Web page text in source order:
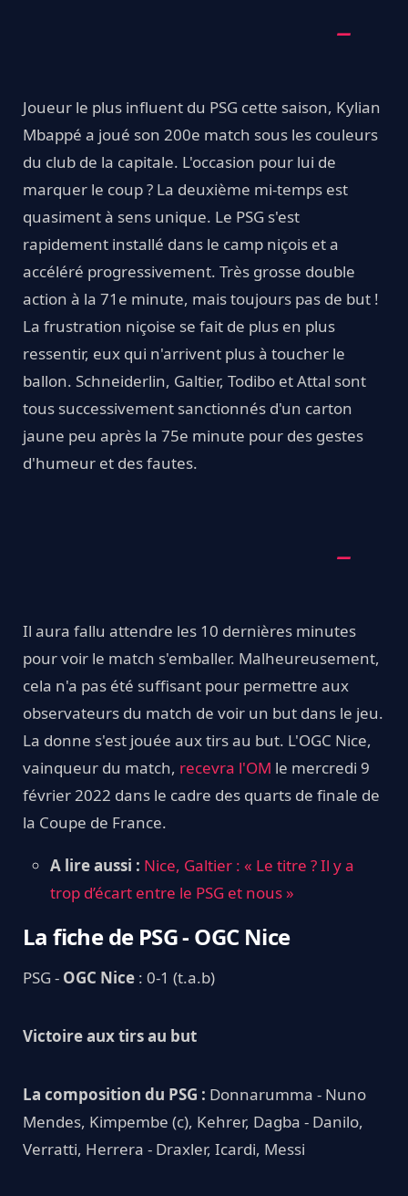
Joueur le plus influent du PSG cette saison, Kylian
Mbappé a joué son 200e match sous les couleurs
du club de la capitale. L'occasion pour lui de
marquer le coup ? La deuxième mi-temps est
quasiment à sens unique. Le PSG s'est
rapidement installé dans le camp niçois et a
accéléré progressivement. Très grosse double
action à la 71e minute, mais toujours pas de but !
La frustration niçoise se fait de plus en plus
ressentir, eux qui n'arrivent plus à toucher le
ballon. Schneiderlin, Galtier, Todibo et Attal sont
tous successivement sanctionnés d'un carton
jaune peu après la 75e minute pour des gestes
d'humeur et des fautes.
Il aura fallu attendre les 10 dernières minutes
pour voir le match s'emballer. Malheureusement,
cela n'a pas été suffisant pour permettre aux
observateurs du match de voir un but dans le jeu.
La donne s'est jouée aux tirs au but. L'OGC Nice,
vainqueur du match, recevra l'OM le mercredi 9
février 2022 dans le cadre des quarts de finale de
la Coupe de France.
A lire aussi : Nice, Galtier : « Le titre ? Il y a
trop d’écart entre le PSG et nous »
La fiche de PSG - OGC Nice
PSG - OGC Nice : 0-1 (t.a.b)
Victoire aux tirs au but
La composition du PSG : Donnarumma - Nuno
Mendes, Kimpembe (c), Kehrer, Dagba - Danilo,
Verratti, Herrera - Draxler, Icardi, Messi